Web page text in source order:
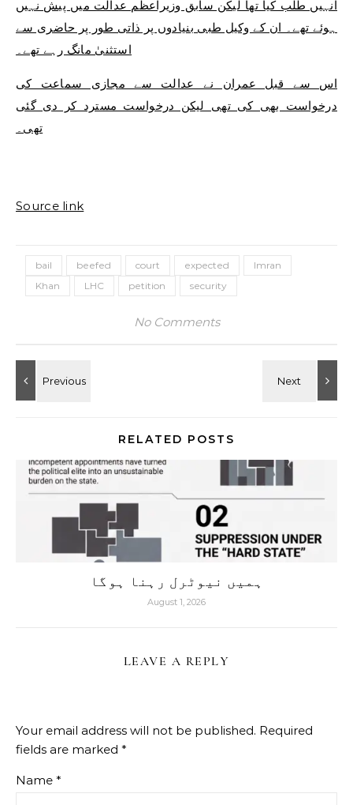
انہیں طلب کیا تھا لیکن سابق وزیراعظم عدالت میں پیش نہیں
ہوئے تھے۔ ان کے وکیل طبی بنیادوں پر ذاتی طور پر حاضری سے
استثنیٰ مانگ رہے تھے۔
اس سے قبل عمران نے عدالت سے مجازی سماعت کی
درخواست بھی کی تھی لیکن درخواست مسترد کر دی گئی
تھی۔
Source link
bail beefed court expected
Imran
Khan
LHC petition security
No Comments
RELATED POSTS
ہمیں نیوٹرل رہنا ہوگا
August 1, 2026
LEAVE A REPLY
Your email address will not be published. Required
fields are marked *
Name *